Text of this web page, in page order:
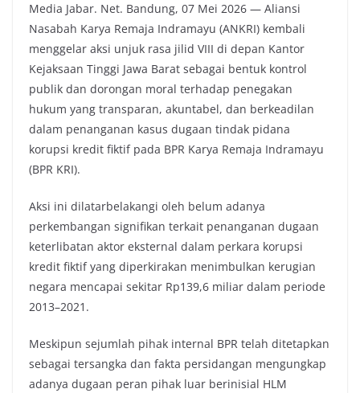
c
e
b
o
o
k
i
t
t
e
r
a
t
s
A
p
p
p
y
L
i
n
k
Media Jabar. Net. Bandung, 07 Mei 2026 — Aliansi
Nasabah Karya Remaja Indramayu (ANKRI) kembali
menggelar aksi unjuk rasa jilid VIII di depan Kantor
Kejaksaan Tinggi Jawa Barat sebagai bentuk kontrol
publik dan dorongan moral terhadap penegakan
hukum yang transparan, akuntabel, dan berkeadilan
dalam penanganan kasus dugaan tindak pidana
korupsi kredit fiktif pada BPR Karya Remaja Indramayu
(BPR KRI).
Aksi ini dilatarbelakangi oleh belum adanya
perkembangan signifikan terkait penanganan dugaan
keterlibatan aktor eksternal dalam perkara korupsi
kredit fiktif yang diperkirakan menimbulkan kerugian
negara mencapai sekitar Rp139,6 miliar dalam periode
2013–2021.
Meskipun sejumlah pihak internal BPR telah ditetapkan
sebagai tersangka dan fakta persidangan mengungkap
adanya dugaan peran pihak luar berinisial HLM